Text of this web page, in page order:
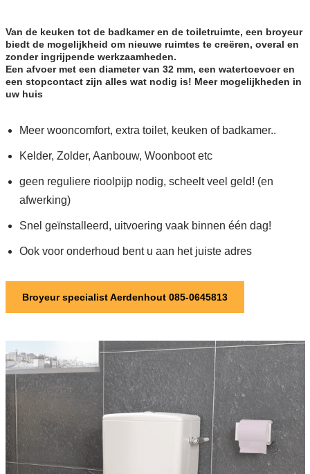
Van de keuken tot de badkamer en de toiletruimte, een broyeur
biedt de mogelijkheid om nieuwe ruimtes te creëren, overal en
zonder ingrijpende werkzaamheden.
Een afvoer met een diameter van 32 mm, een watertoevoer en
een stopcontact zijn alles wat nodig is! Meer mogelijkheden in
uw huis
Meer wooncomfort, extra toilet, keuken of badkamer..
Kelder, Zolder, Aanbouw, Woonboot etc
geen reguliere rioolpijp nodig, scheelt veel geld! (en
afwerking)
Snel geïnstalleerd, uitvoering vaak binnen één dag!
Ook voor onderhoud bent u aan het juiste adres
Broyeur specialist Aerdenhout 085-0645813